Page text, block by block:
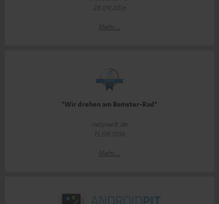
28.09.2016
Mehr...
"Wir drehen am Bamster-Rad"
netzwelt.de
15.09.2016
Mehr...